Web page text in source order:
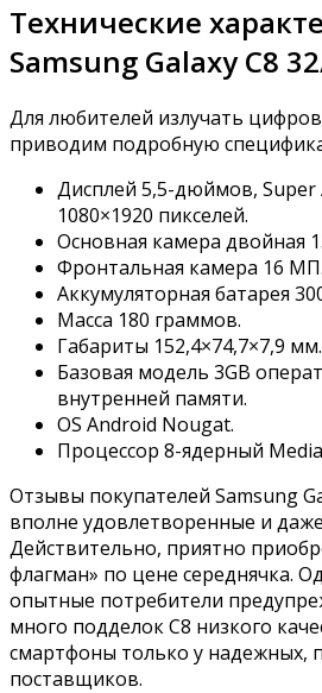
Технические
Samsung Galaxy C8
Для любителей излучать
приводим подробную
Дисплей 5,5-дюймов, Super
1080×1920 пикселей.
Основная камера двойная
Фронтальная камера 16 МП.
Аккумуляторная батарея
Масса 180 граммов.
Габариты 152,4×74,7×7,9 мм.
Базовая модель 3GB
внутренней памяти.
OS Android Nougat.
Процессор 8-ядерный
Отзывы покупателей Samsung
вполне удовлетворенные и
Действительно, приятно
флагман» по цене середнячка.
опытные потребители
много подделок C8 низкого
смартфоны только у надежных,
поставщиков.